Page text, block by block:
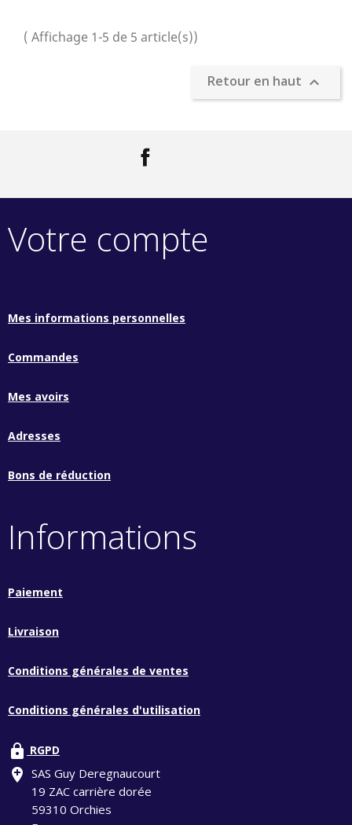
( Affichage 1-5 de 5 article(s))
Retour en haut 
Votre compte
Mes informations personnelles
Commandes
Mes avoirs
Adresses
Bons de réduction
Informations
Paiement
Livraison
Conditions générales de ventes
Conditions générales d'utilisation
lock RGPD
add_location SAS Guy Deregnaucourt
19 ZAC carrière dorée
59310 Orchies